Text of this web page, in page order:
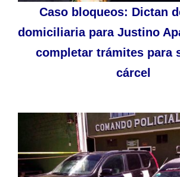
Caso bloqueos: Dictan
domiciliaria para Justino
completar trámites para
cárcel